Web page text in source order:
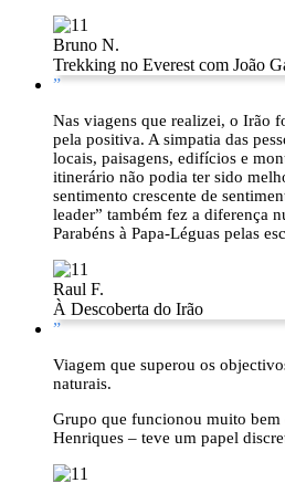
Bruno N.
Trekking no Everest com João
”
Nas viagens que realizei, o Irão
pela positiva. A simpatia das
locais, paisagens, edifícios e
itinerário não podia ter sido
sentimento crescente de
leader” também fez a diferença
Parabéns à Papa-Léguas pelas
Raul F.
À Descoberta do Irão
”
Viagem que superou os
naturais.
Grupo que funcionou muito bem
Henriques – teve um papel